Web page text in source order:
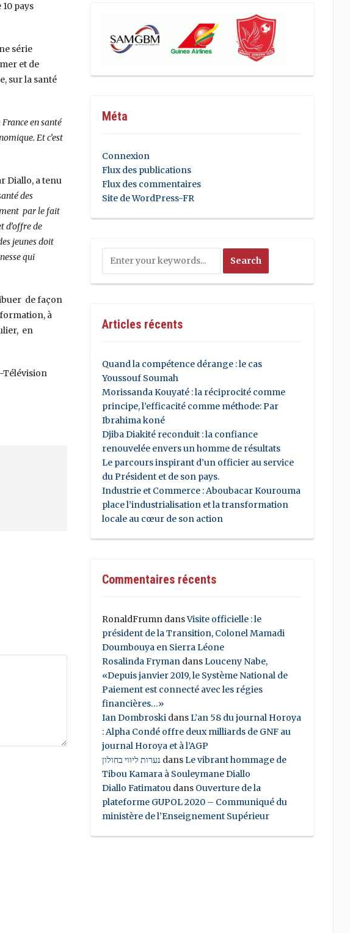
pays
série
et de
sur la santé
en santé
Et c’est
Diallo, a tenu
des
par le fait
d’offre de
jeunes doit
qui
de façon
à
en
Télévision
Méta
Connexion
Flux des publications
Flux des commentaires
Site de WordPress-FR
Articles récents
Quand la compétence dérange : le cas
Youssouf Soumah
Morissanda Kouyaté : la réciprocité comme
principe, l’efficacité comme méthode: Par
Ibrahima koné
Djiba Diakité reconduit : la confiance
renouvelée envers un homme de résultats
Le parcours inspirant d’un officier au service
du Président et de son pays.
Industrie et Commerce : Aboubacar Kourouma
place l’industrialisation et la transformation
locale au cœur de son action
Commentaires récents
RonaldFrumndansVisite officielle : le
président de la Transition, Colonel Mamadi
Doumbouya en Sierra Léone
Rosalinda FrymandansLouceny Nabe,
«Depuis janvier 2019, le Système National de
Paiement est connecté avec les régies
financières…»
Ian DombroskidansL’an 58 du journal Horoya
: Alpha Condé offre deux milliards de GNF au
journal Horoya et à l’AGP
נערות ליווי בחולון dansLe vibrant hommage de
Tibou Kamara à Souleymane Diallo
Diallo Fatimatoudans Ouverture de la
plateforme GUPOL 2020 – Communiqué du
ministère de l’Enseignement Supérieur